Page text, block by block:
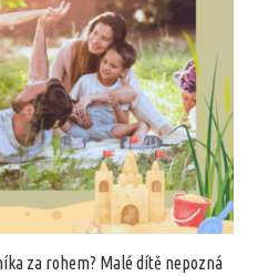
za rohem? Malé dítě nepozná